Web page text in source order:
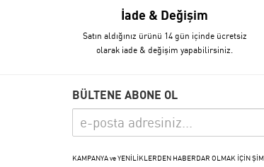
İade & Değişim
Satın aldığınız ürünü 14 gün içinde ücretsiz
olarak iade & değişim yapabilirsiniz.
BÜLTENE ABONE OL
KAMPANYA ve YENİLİKLERDEN HABERDAR OLMAK İÇİN